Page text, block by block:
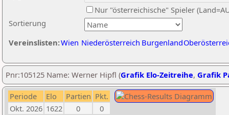
Sortierung
Nur "österreichische" Spieler
Vereinslisten:Wien Niederösterreich Burgenland
Pnr:105125 Name: Werner Hipfl (Grafik Elo-Zeitreihe, Grafik
Periode Elo Partien Pkt.
Okt. 2026 1622 0
0